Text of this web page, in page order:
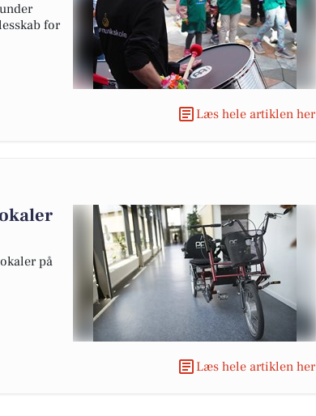
for
Læs hele artiklen her
på
Læs hele artiklen her